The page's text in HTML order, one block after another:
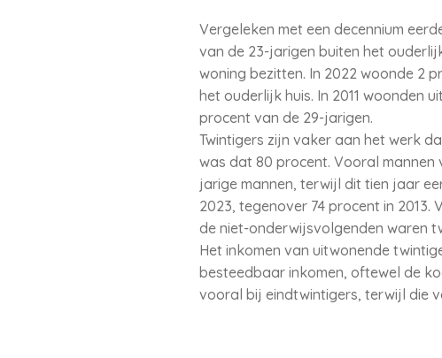
Vergeleken met een decennium
van de 23-jarigen buiten het
woning bezitten. In 2022 woonde 2
het ouderlijk huis. In 2011 woonden
procent van de 29-jarigen.
Twintigers zijn vaker aan het werk
was dat 80 procent. Vooral
jarige mannen, terwijl dit tien jaar
2023, tegenover 74 procent in
de niet-onderwijsvolgenden waren
Het inkomen van uitwonende
besteedbaar inkomen, oftewel de
vooral bij eindtwintigers, terwijl die